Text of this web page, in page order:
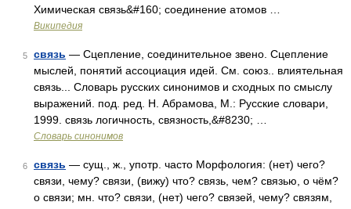
Химическая связь&#160; соединение атомов …
Википедия
5 связь — Сцепление, соединительное звено. Сцепление
мыслей, понятий ассоциация идей. См. союз.. влиятельная
связь... Словарь русских синонимов и сходных по смыслу
выражений. под. ред. Н. Абрамова, М.: Русские словари,
1999. связь логичность, связность,&#8230; …
Словарь синонимов
6 связь — сущ., ж., употр. часто Морфология: (нет) чего?
связи, чему? связи, (вижу) что? связь, чем? связью, о чём?
о связи; мн. что? связи, (нет) чего? связей, чему? связям,